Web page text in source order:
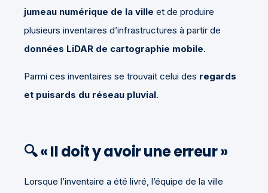
jumeau numérique de la ville et de produire
plusieurs inventaires d’infrastructures à partir de
données LiDAR de cartographie mobile.
Parmi ces inventaires se trouvait celui des regards
et puisards du réseau pluvial.
🔍 « Il doit y avoir une erreur »
Lorsque l’inventaire a été livré, l’équipe de la ville